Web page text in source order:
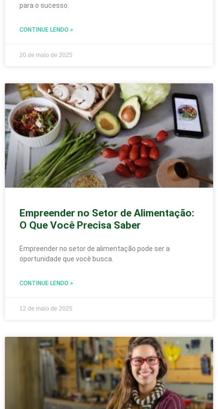
para o sucesso.
CONTINUE LENDO »
20 de maio de 2025
Empreender no Setor de Alimentação:
O Que Você Precisa Saber
Empreender no setor de alimentação pode ser a
oportunidade que você busca.
CONTINUE LENDO »
12 de maio de 2025